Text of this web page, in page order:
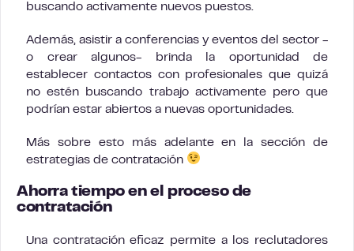
buscando activamente nuevos puestos.
Además, asistir a conferencias y eventos del sector -
o crear algunos- brinda la oportunidad de
establecer contactos con profesionales que quizá
no estén buscando trabajo activamente pero que
podrían estar abiertos a nuevas oportunidades.
Más sobre esto más adelante en la sección de
estrategias de contratación
Ahorra tiempo en el proceso de
contratación
Una contratación eficaz permite a los reclutadores